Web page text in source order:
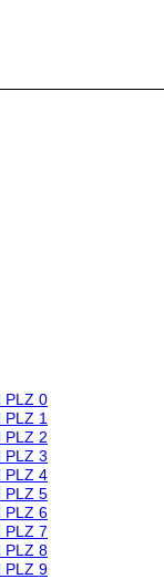
PLZ 0
1
PLZ 2
PLZ 3
PLZ 4
PLZ 5
PLZ 6
PLZ 7
PLZ 8
PLZ 9